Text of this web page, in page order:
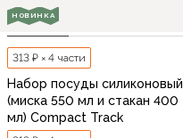
НОВИНКА
313 ₽ × 4 части
Набор посуды силиконовый
(миска 550 мл и стакан 400
мл) Compact Track